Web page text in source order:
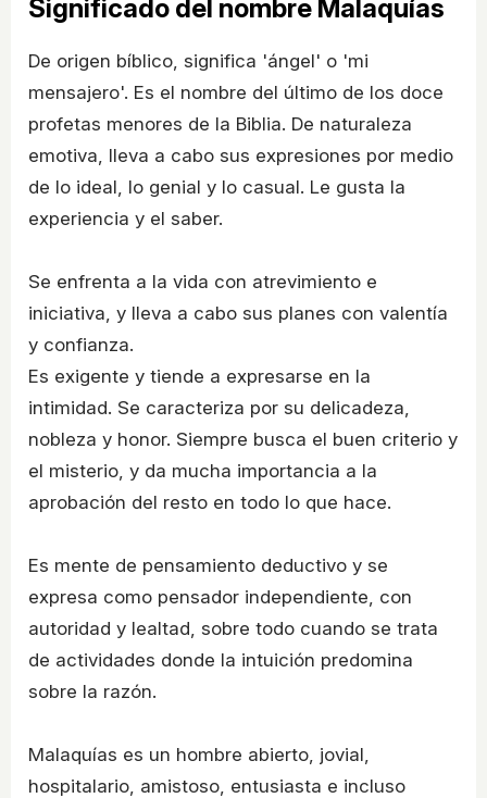
Significado del nombre Malaquías
De origen bíblico, significa 'ángel' o 'mi
mensajero'. Es el nombre del último de los doce
profetas menores de la Biblia. De naturaleza
emotiva, lleva a cabo sus expresiones por medio
de lo ideal, lo genial y lo casual. Le gusta la
experiencia y el saber.
Se enfrenta a la vida con atrevimiento e
iniciativa, y lleva a cabo sus planes con valentía
y confianza.
Es exigente y tiende a expresarse en la
intimidad. Se caracteriza por su delicadeza,
nobleza y honor. Siempre busca el buen criterio y
el misterio, y da mucha importancia a la
aprobación del resto en todo lo que hace.
Es mente de pensamiento deductivo y se
expresa como pensador independiente, con
autoridad y lealtad, sobre todo cuando se trata
de actividades donde la intuición predomina
sobre la razón.
Malaquías es un hombre abierto, jovial,
hospitalario, amistoso, entusiasta e incluso